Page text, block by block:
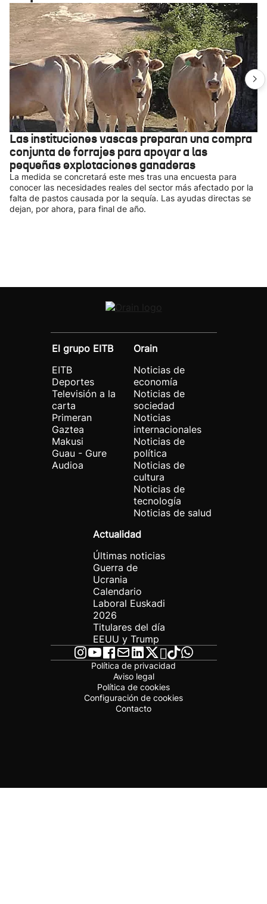
Las instituciones vascas preparan una compra
conjunta de forrajes para apoyar a las
pequeñas explotaciones ganaderas
La medida se concretará este mes tras una encuesta para
conocer las necesidades reales del sector más afectado por la
falta de pastos causada por la sequía. Las ayudas directas se
dejan, por ahora, para final de año.
El grupo EITB
EITB
Deportes
Televisión a la
carta
Primeran
Gaztea
Makusi
Guau - Gure
Audioa
Orain
Noticias de
economía
Noticias de
sociedad
Noticias
internacionales
Noticias de
política
Noticias de
cultura
Noticias de
tecnología
Noticias de salud
Actualidad
Últimas noticias
Guerra de
Ucrania
Calendario
Laboral Euskadi
2026
Titulares del día
EEUU y Trump
Política de privacidad
Aviso legal
Política de cookies
Configuración de cookies
Contacto